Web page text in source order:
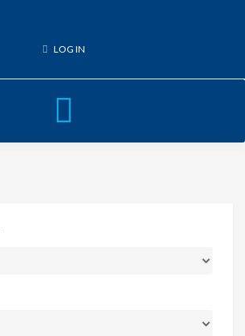
LOG IN
Toggle